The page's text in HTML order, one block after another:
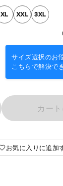
XL XXL 3XL
サイズ選択のお
こちらで解決で
カー
お気に入りに追加